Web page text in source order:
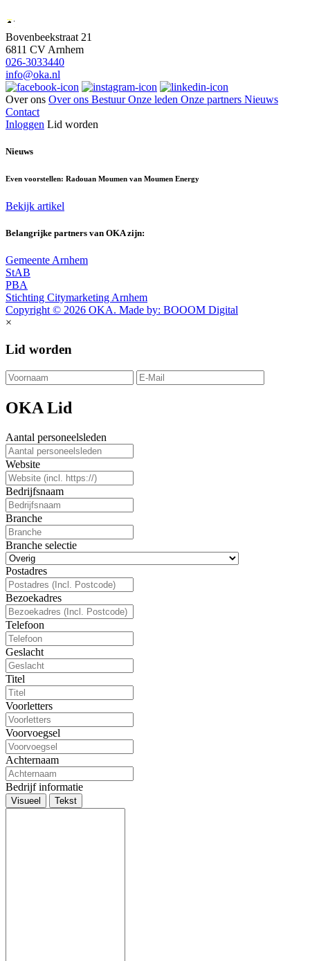
Bovenbeekstraat 21
6811 CV Arnhem
026-3033440
info@oka.nl
Over ons Over ons BestuurOnze leden Onze partners Nieuws
Contact
Inloggen Lid worden
Nieuws
Even voorstellen: Radouan Moumen van Moumen Energy
Bekijk artikel
Belangrijke partners van OKA zijn:
Gemeente Arnhem
StAB
PBA
Stichting Citymarketing Arnhem
Copyright © 2026 OKA. Made by: BOOOM Digital
×
Lid worden
OKA Lid
Aantal personeelsleden
Website
Bedrijfsnaam
Branche
Branche selectie
Postadres
Bezoekadres
Telefoon
Geslacht
Titel
Voorletters
Voorvoegsel
Achternaam
Bedrijf informatie
Visueel Tekst